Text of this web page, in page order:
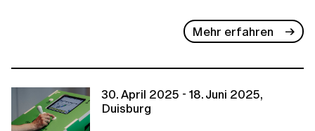
Mehr erfahren
30. April 2025 - 18. Juni 2025,
Duisburg